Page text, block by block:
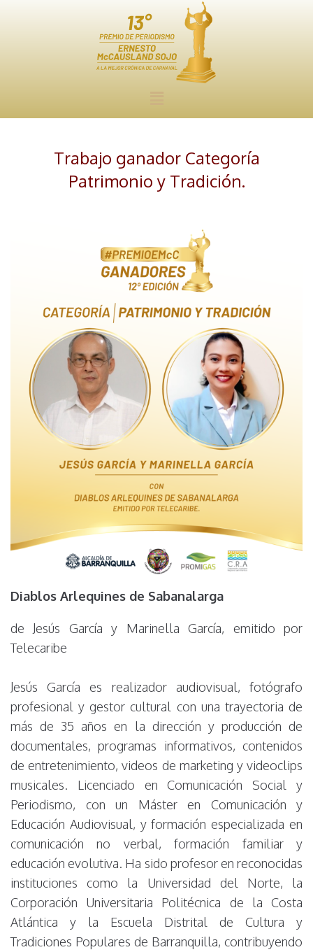
Trabajo ganador Categoría
Patrimonio y Tradición.
Diablos Arlequines de Sabanalarga
de Jesús García y Marinella García, emitido por
Telecaribe
Jesús García es realizador audiovisual, fotógrafo
profesional y gestor cultural con una trayectoria de
más de 35 años en la dirección y producción de
documentales, programas informativos, contenidos
de entretenimiento, videos de marketing y videoclips
musicales. Licenciado en Comunicación Social y
Periodismo, con un Máster en Comunicación y
Educación Audiovisual, y formación especializada en
comunicación no verbal, formación familiar y
educación evolutiva. Ha sido profesor en reconocidas
instituciones como la Universidad del Norte, la
Corporación Universitaria Politécnica de la Costa
Atlántica y la Escuela Distrital de Cultura y
Tradiciones Populares de Barranquilla, contribuyendo